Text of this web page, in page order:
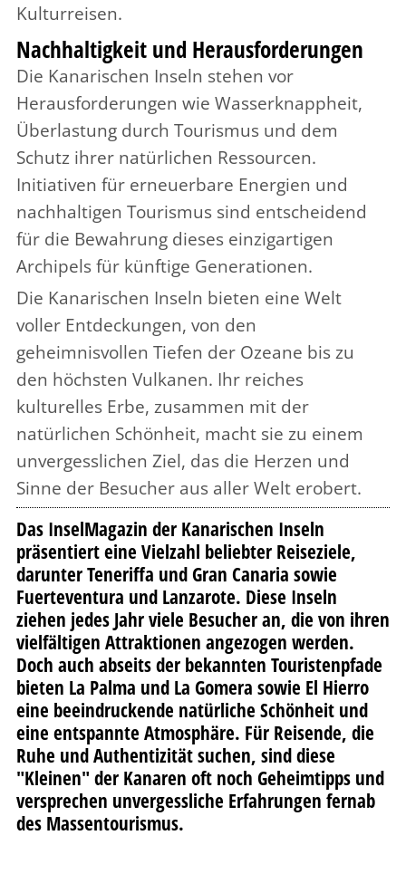
Kulturreisen.
Nachhaltigkeit und Herausforderungen
Die Kanarischen Inseln stehen vor
Herausforderungen wie Wasserknappheit,
Überlastung durch Tourismus und dem
Schutz ihrer natürlichen Ressourcen.
Initiativen für erneuerbare Energien und
nachhaltigen Tourismus sind entscheidend
für die Bewahrung dieses einzigartigen
Archipels für künftige Generationen.
Die Kanarischen Inseln bieten eine Welt
voller Entdeckungen, von den
geheimnisvollen Tiefen der Ozeane bis zu
den höchsten Vulkanen. Ihr reiches
kulturelles Erbe, zusammen mit der
natürlichen Schönheit, macht sie zu einem
unvergesslichen Ziel, das die Herzen und
Sinne der Besucher aus aller Welt erobert.
Das InselMagazin der Kanarischen Inseln
präsentiert eine Vielzahl beliebter Reiseziele,
darunter Teneriffa und Gran Canaria sowie
Fuerteventura und Lanzarote. Diese Inseln
ziehen jedes Jahr viele Besucher an, die von ihren
vielfältigen Attraktionen angezogen werden.
Doch auch abseits der bekannten Touristenpfade
bieten La Palma und La Gomera sowie El Hierro
eine beeindruckende natürliche Schönheit und
eine entspannte Atmosphäre. Für Reisende, die
Ruhe und Authentizität suchen, sind diese
"Kleinen" der Kanaren oft noch Geheimtipps und
versprechen unvergessliche Erfahrungen fernab
des Massentourismus.